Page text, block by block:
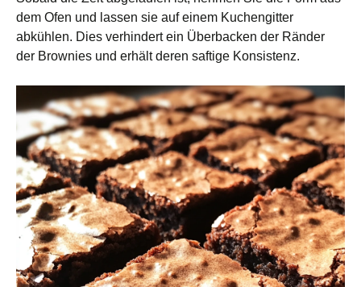
dem Ofen und lassen sie auf einem Kuchengitter
abkühlen. Dies verhindert ein Überbacken der Ränder
der Brownies und erhält deren saftige Konsistenz.